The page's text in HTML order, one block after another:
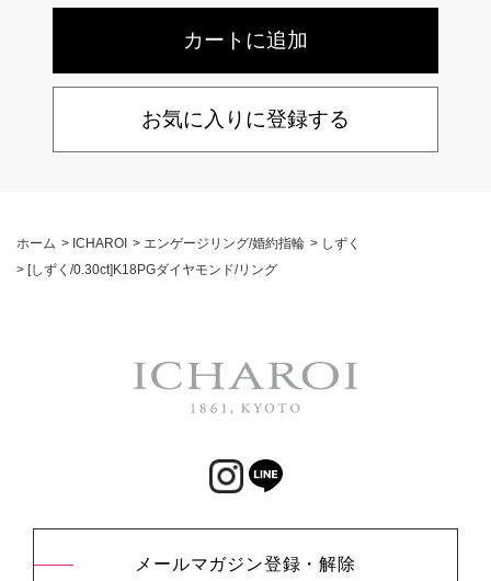
お気に入りに登録する
ホーム > ICHAROI > エンゲージリング/婚約指輪 > しずく
> [しずく/0.30ct]K18PGダイヤモンド/リング
メールマガジン登録・解除